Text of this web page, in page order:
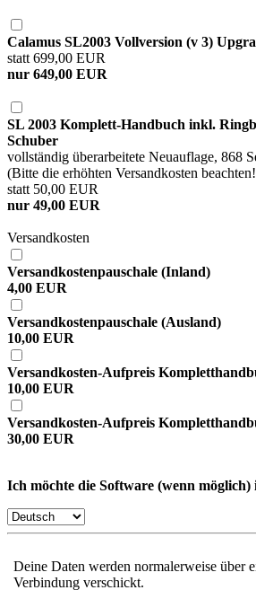
Calamus SL2003 Vollversion (v 3)
statt 699,00 EUR
nur 649,00 EUR
SL 2003 Komplett-Handbuch inkl.
Schuber
vollständig überarbeitete Neuauflage, 868
(Bitte die erhöhten Versandkosten
statt 50,00 EUR
nur 49,00 EUR
Versandkosten
Versandkostenpauschale (Inland)
4,00 EUR
Versandkostenpauschale (Ausland)
10,00 EUR
Versandkosten-Aufpreis
10,00 EUR
Versandkosten-Aufpreis
30,00 EUR
Ich möchte die Software (wenn möglich)
Deine Daten werden normalerweise über
Verbindung verschickt.